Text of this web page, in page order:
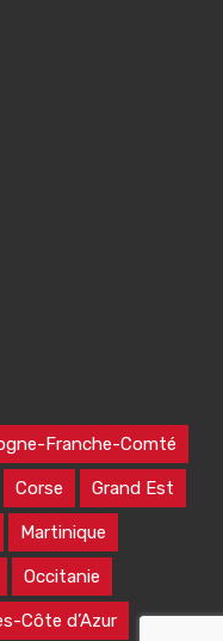
Franche-Comté
Corse Grand Est
Martinique
Occitanie
Côte d’Azur